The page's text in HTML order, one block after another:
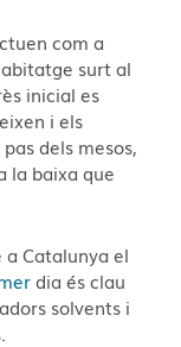
com a
surt al
inicial es
i els
dels mesos,
la baixa que
a Catalunya el
dia és clau
solvents i